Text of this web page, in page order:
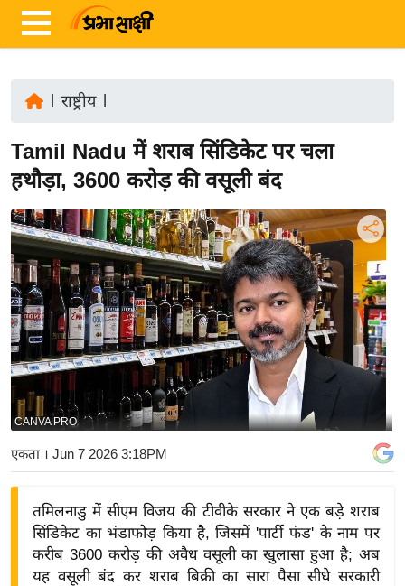
ज़ा
ख
ब
र
रा
ष्ट्री
य
अं
त
र्रा
ष्ट्री
य
बि
ज़
द्यो
राष्ट्रीय|
Tamil Nadu में शराब सिंडिकेट पर चला
हथौड़ा, 3600 करोड़ की वसूली बंद
CANVA PRO
एकता । Jun 7 2026 3:18PM
तमिलनाडु में सीएम विजय की टीवीके सरकार ने एक बड़े शराब
सिंडिकेट का भंडाफोड़ किया है, जिसमें 'पार्टी फंड' के नाम पर
करीब 3600 करोड़ की अवैध वसूली का खुलासा हुआ है; अब
यह वसूली बंद कर शराब बिक्री का सारा पैसा सीधे सरकारी